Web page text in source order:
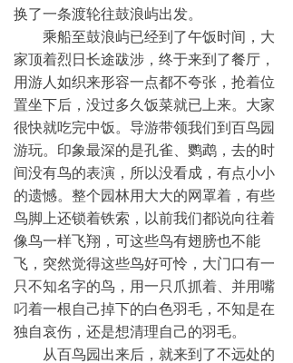
换了一条渡轮往鼓浪屿出发。
乘船至鼓浪屿已经到了午饭时间，大
家顶着烈日长途跋涉，终于来到了餐厅，
用游人如织来形容一点都不夸张，抢着位
置坐下后，没过多久饭菜就已上来。大家
很快就吃完中饭。导游带领我们到百鸟园
游玩。印象最深的是孔雀、鹦鹉，去的时
间没有鸟的表演，所以没看成，有点小小
的遗憾。整个园林用大大的网罩着，有些
鸟脚上还锁着铁索，以前我们都说向往着
像鸟一样飞翔，可这些鸟有翅膀也不能
飞，突然觉得这些鸟好可怜 ， 大门口有一
只不知名字的鸟，用一只爪抓着、并用嘴
叼着一根自己掉下的白色羽毛，不知是在
独自哀伤，还是想清理自己的羽毛。
从百鸟园出来后，就来到了不远处的